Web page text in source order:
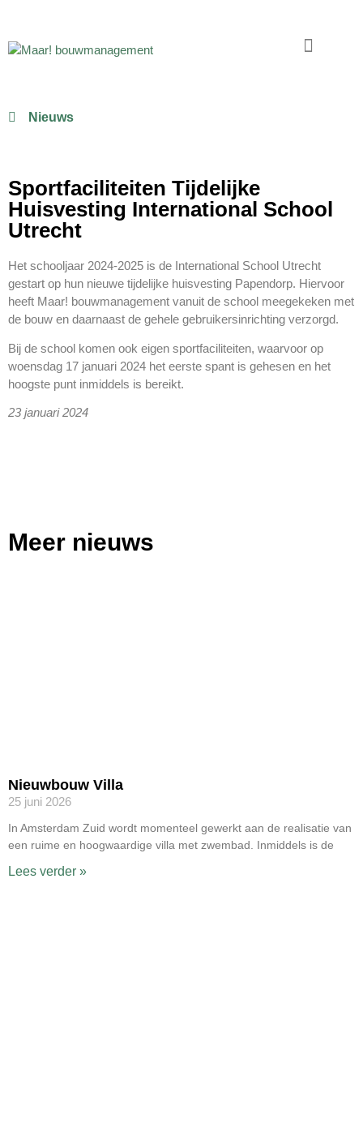
Nieuws
Sportfaciliteiten Tijdelijke
Huisvesting International School
Utrecht
Het schooljaar 2024-2025 is de International School Utrecht
gestart op hun nieuwe tijdelijke huisvesting Papendorp. Hiervoor
heeft Maar! bouwmanagement vanuit de school meegekeken met
de bouw en daarnaast de gehele gebruikersinrichting verzorgd.
Bij de school komen ook eigen sportfaciliteiten, waarvoor op
woensdag 17 januari 2024 het eerste spant is gehesen en het
hoogste punt inmiddels is bereikt.
23 januari 2024
Meer nieuws
Nieuwbouw Villa
25 juni 2026
In Amsterdam Zuid wordt momenteel gewerkt aan de realisatie van
een ruime en hoogwaardige villa met zwembad. Inmiddels is de
Lees verder »